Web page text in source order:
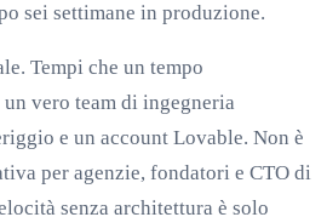
sei settimane in produzione.
Tempi che un tempo
vero team di ingegneria
e un account Lovable. Non è
per agenzie, fondatori e CTO di
senza architettura è solo